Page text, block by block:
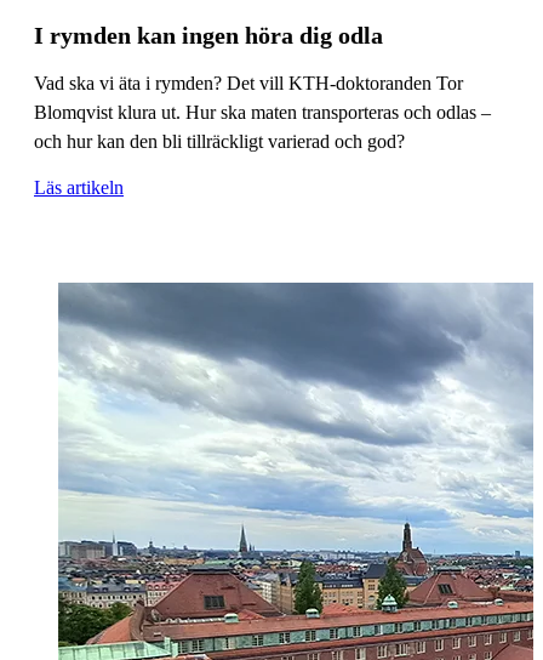
I rymden kan ingen höra dig odla
Vad ska vi äta i rymden? Det vill KTH-doktoranden Tor
Blomqvist klura ut. Hur ska maten transporteras och odlas –
och hur kan den bli tillräckligt varierad och god?
Läs artikeln